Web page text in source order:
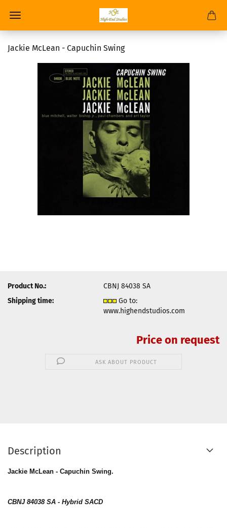
Jackie McLean - Capuchin Swing
Product No.:
CBNJ 84038 SA
Shipping time:
Go to:
www.highendstudios.com
Price on request
ASK ABOUT PRODUCT
Description
Jackie McLean - Capuchin Swing.
CBNJ 84038 SA - Hybrid SACD